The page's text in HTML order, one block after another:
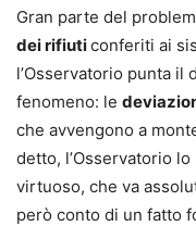
Gran parte del
dei rifiuticonferiti ai
l’Osservatorio punta il
fenomeno: le
che avvengono a
detto, l’Osservatorio
virtuoso, che va
però conto di un fatto